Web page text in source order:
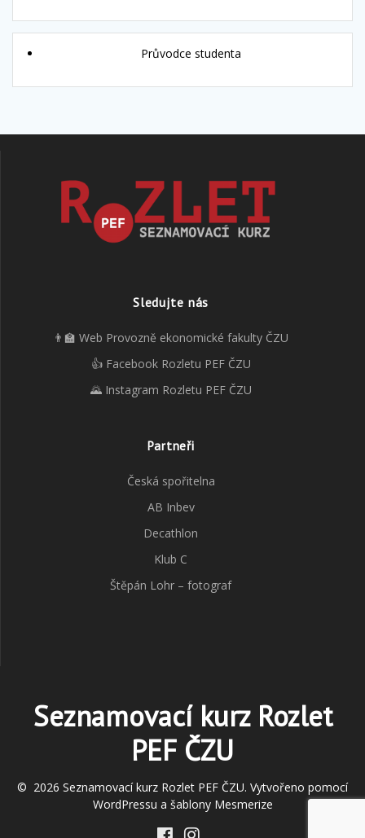
Průvodce studenta
Sledujte nás
👨‍🏫 Web Provozně ekonomické fakulty ČZU
👍 Facebook Rozletu PEF ČZU
🌄 Instagram Rozletu PEF ČZU
Partneři
Česká spořitelna
AB Inbev
Decathlon
Klub C
Štěpán Lohr – fotograf
Seznamovací kurz Rozlet
PEF ČZU
© 2026 Seznamovací kurz Rozlet PEF ČZU. Vytvořeno pomocí
WordPressu a šablony Mesmerize